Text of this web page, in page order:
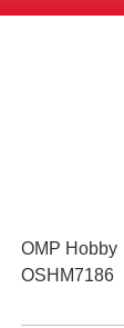
OMP Hobby
OSHM7186